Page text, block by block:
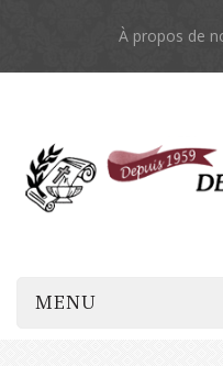
À propos de
MENU